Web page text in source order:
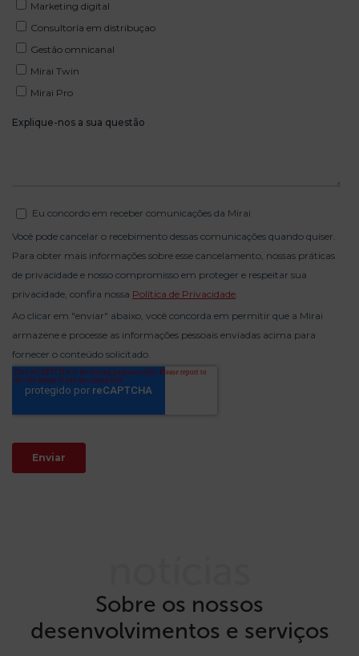
Sobre os nossos
desenvolvimentos e serviços